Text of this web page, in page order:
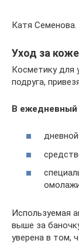
Катя
Уход за
Косметику для
подруга,
В ежедневный
Используемая
выше за
уверена в том,